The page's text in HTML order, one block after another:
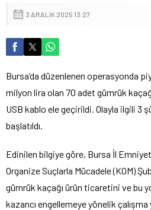
3 ARALIK 2025 13:27
Bursa’da düzenlenen operasyonda
milyon lira olan 70 adet gümrük
USB kablo ele geçirildi. Olayla ilgili 3
başlatıldı.
Edinilen bilgiye göre, Bursa İl
Organize Suçlarla Mücadele (KOM)
gümrük kaçağı ürün ticaretini ve bu
kazancı engellemeye yönelik